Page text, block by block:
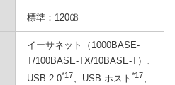
標準：120㎇
イーサネット（1000BASE-
T/100BASE-TX/10BASE-T）、
USB 2.0*17、USB ホスト *17、